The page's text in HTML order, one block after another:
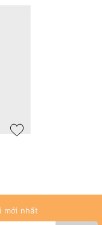
mới nhất